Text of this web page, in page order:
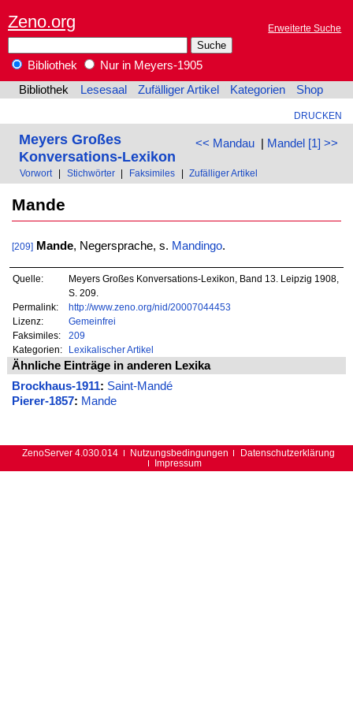
Zeno.org Erweiterte Suche
Bibliothek
Nur in Meyers-1905
Bibliothek
Lesesaal Zufälliger Artikel Kategorien Shop
DRUCKEN
<< Mandau| Mandel [1] >>
Meyers Großes
Konversations-Lexikon
Vorwort Stichwörter Faksimiles Zufälliger Artikel
Mande
[209] Mande, Negersprache, s. Mandingo.
Quelle:
Meyers Großes Konversations-Lexikon, Band 13. Leipzig 1908,
S. 209.
Permalink:
http://www.zeno.org/nid/20007044453
Lizenz:
Gemeinfrei
Faksimiles:
209
Kategorien:
Lexikalischer Artikel
Ähnliche Einträge in anderen Lexika
Brockhaus-1911: Saint-Mandé
Pierer-1857: Mande
ZenoServer 4.030.014 Nutzungsbedingungen
Datenschutzerklärung
Impressum